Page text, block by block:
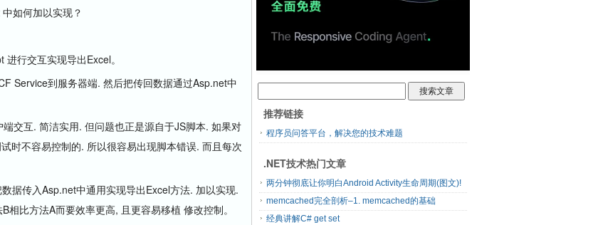
如何加以实现？
行交互实现导出Excel。
到服务器端. 然后把传回数据通过Asp.net中
互. 简洁实用. 但问题也正是源自于JS脚本. 如果对
时不容易控制的. 所以很容易出现脚本错误. 而且每次
传入Asp.net中通用实现导出Excel方法. 加以实现.
比方法A而要效率更高, 且更容易移植 修改控制。
推荐链接
程序员问答平台，解决您的技术难题
.NET技术热门文章
两分钟彻底让你明白Android Activity生命周期(图文)!
memcached完全剖析–1. memcached的基础
经典讲解C# get set